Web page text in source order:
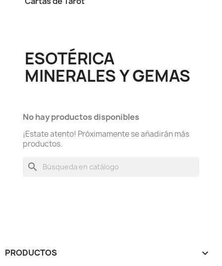
ESOTÉRICA
MINERALES Y GEMAS
No hay productos disponibles
¡Estate atento! Próximamente se añadirán más
productos.
search
PRODUCTOS 